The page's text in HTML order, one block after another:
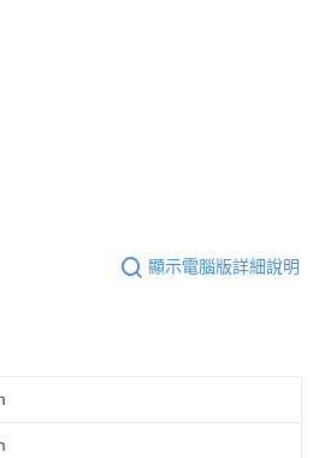
顯示電腦版詳細說明